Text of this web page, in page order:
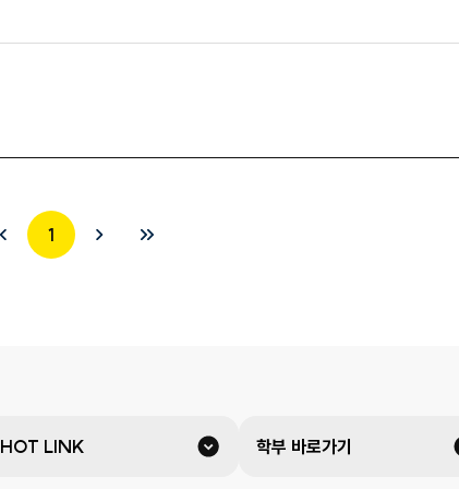
1
HOT LINK 학부 바로가기